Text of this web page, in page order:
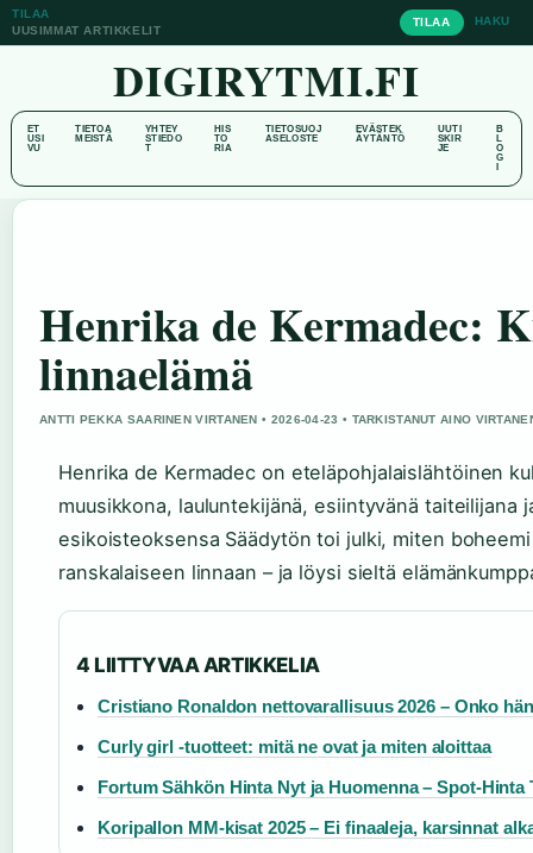
TILAA
UUSIMMAT ARTIKKELIT
TILAA HAKU
DIGIRYTMI.FI
ET
USI
VU
TIETOA
MEISTÄ
YHTEY
STIEDO
T
HIS
TO
RIA
TIETOSUOJ
ASELOSTE
EVÄSTEK
ÄYTÄNTÖ
UUTI
SKIR
JE
B
L
O
G
Henrika de Kermadec:
linnaelämä
ANTTI PEKKA SAARINEN VIRTANEN • 2026-04-23 • TARKISTANUT AINO
Henrika de Kermadec on eteläpohjalaislähtöinen
muusikkona, lauluntekijänä, esiintyvänä
esikoisteoksensa Säädytön toi julki, miten
ranskalaiseen linnaan – ja löysi sieltä
4 LIITTYVAA ARTIKKELIA
Cristiano Ronaldon nettovarallisuus 2026 – Onko
Curly girl -tuotteet: mitä ne ovat ja miten aloittaa
Fortum Sähkön Hinta Nyt ja Huomenna – Spot-Hinta
Koripallon MM-kisat 2025 – Ei finaaleja, karsinnat